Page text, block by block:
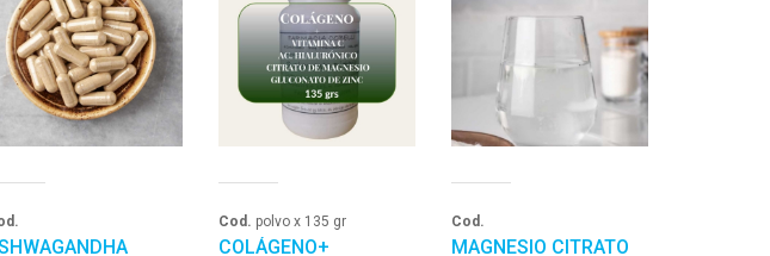
Cod. polvo x 135 gr
COLÁGENO+
Cod.
MAGNESIO CITRATO